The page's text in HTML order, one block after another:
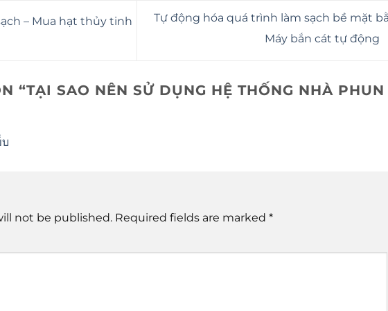
– Mua hạt thủy tinh
Tự động hóa quá trình làm sạch bề mặt
Máy bắn cát tự động
“TẠI SAO NÊN SỬ DỤNG HỆ THỐNG NHÀ PHUN
not be published. Required fields are marked *